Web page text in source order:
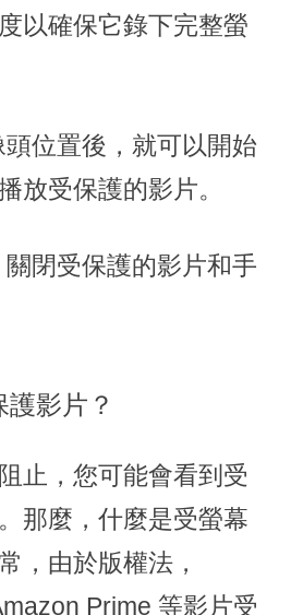
以確保它錄下完整螢
頭位置後，就可以開始
放受保護的影片。
關閉受保護的影片和手
影片？
止，您可能會看到受
那麼，什麼是受螢幕
，由於版權法，
Prime 等影片受